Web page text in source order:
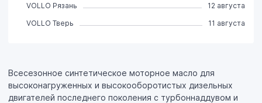
Всесезонное синтетическое моторное масло для
высоконагруженных и высокооборотистых дизельных
двигателей последнего поколения с турбоннаддувом и
VOLLO Рязань
12 августа
VOLLO Тверь
11 августа